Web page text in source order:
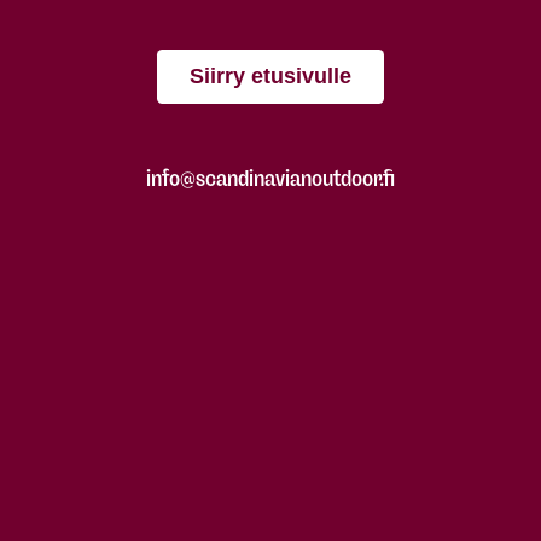
Siirry etusivulle
info@scandinavianoutdoor.fi